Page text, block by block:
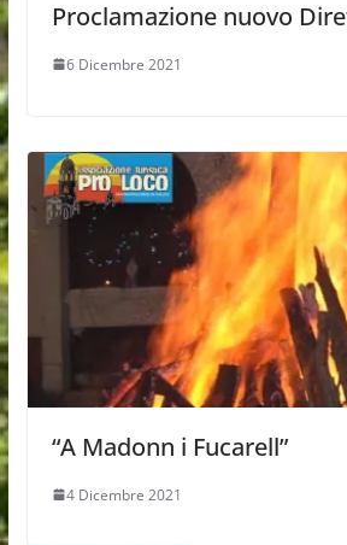
Proclamazione nuovo
6 Dicembre 2021
“A Madonn i Fucarell”
4 Dicembre 2021